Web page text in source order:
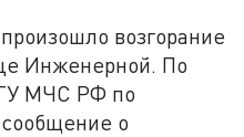
возгорание
Инженерной. По
МЧС РФ по
о